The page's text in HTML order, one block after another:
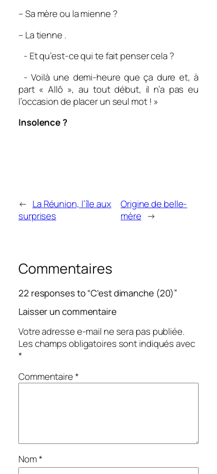
– Sa mère ou la mienne ?
– La tienne .
- Et qu’est-ce qui te fait penser cela ?
- Voilà une demi-heure que ça dure et, à
part « Allô », au tout début, il n’a pas eu
l’occasion de placer un seul mot ! »
Insolence ?
← La Réunion, l’île aux
surprises
Origine de belle-
mère →
Commentaires
22 responses to “C’est dimanche (20)”
Laisser un commentaire
Votre adresse e-mail ne sera pas publiée.
Les champs obligatoires sont indiqués avec
*
Commentaire*
Nom*